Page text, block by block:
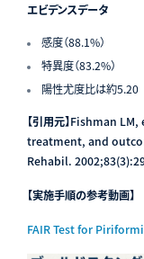
エビデンスデータ
感度（88.1%）
特異度（83.2%）
陽性尤度比は約5.20
【引用元】Fishman
treatment, and
Rehabil.
【実施手順の参考動画】
FAIR Test for